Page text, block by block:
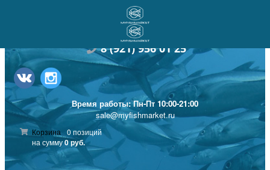
8(921) 956 01 25
Время работы: Пн-Пт 10:00-21:00
sale@myfishmarket.ru
Корзина
0 позиций
на сумму0 руб.